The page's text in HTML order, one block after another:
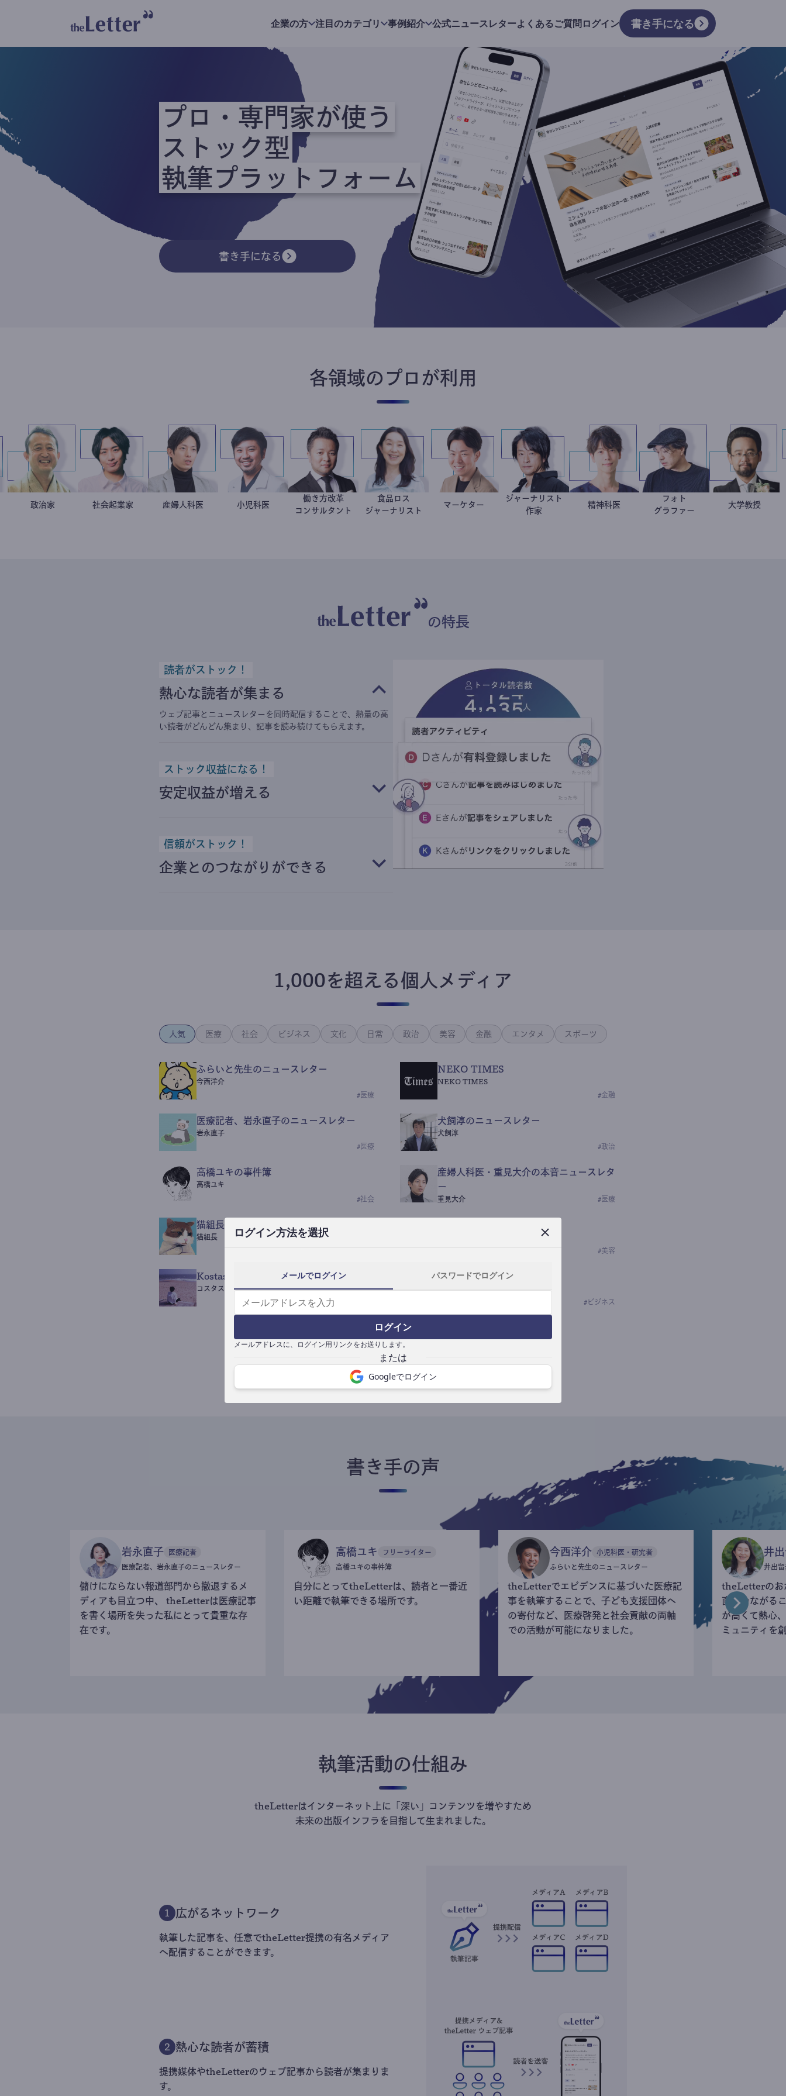
ログイン方法を選択
メールでログイン パスワードでログイン
ログイン
メールアドレスに、ログイン用リンクをお送りします。
Googleでログイン
企業の方 注目のカテゴリ 事例紹介 公式ニュースレターよくあるご質問ログイン 書き手になる
プロ・専門家が使う
ストック型
執筆プラットフォーム
書き手になる
各領域のプロが利用
駒崎弘樹
社会起業家 重見大介
産婦人科医 今西洋介
小児科医 新田龍
働き方改革
コンサルタント
井出留美
食品ロス
ジャーナリスト
室谷良平
マーケター 鈴木エイト
ジャーナリスト
藤野智哉
精神科医
グラファー
金谷一
大学教
の特長
読者がストック！
熱心な読者が集まる
ウェブ記事とニュースレターを同時配信することで、熱量の高
い読者がどんどん集まり、記事を読み続けてもらえます。
ストック収益になる！
安定収益が増える
信頼がストック！
企業とのつながりができる
1,000を超える個人メディア
人気 医療 社会 ビジネス 文化 日常 政治 美容 金融 エンタメ スポーツ
ふらいと先生のニュースレター
今西洋介
# 医療
NEKO TIMES
NEKO TIMES
#金融
医療記者、岩永直子のニュースレター
岩永直子
# 医療
犬飼淳のニュースレター
犬飼淳
#政治
高橋ユキの事件簿
高橋ユキ
#社会
産婦人科医・重見大介の本音ニュースレタ
ー
重見大介 # 医療
猫組長POST
猫組長
なつなつ（化粧品・皮膚科学の研究者）
#美容
Kostas Beauty News
コスタス
ｺｯｶﾗSaaS
# ビジネス
書き手になる
書き手の声
岩永直子 医療記者
医療記者、岩永直子のニュースレター
儲けにならない報道部門から撤退するメ
ディアも目立つ中、 theLetterは医療記事
を書く場所を失った私にとって貴重な存
在です。
高橋ユキ フリーライター
高橋ユキの事件簿
自分にとってtheLetterは、読者と一番近
い距離で執筆できる場所です。
今西洋介 小児科医・研究者
ふらいと先生のニュースレター
theLetterでエビデンスに基づいた医療記
事を執筆することで、子ども支援団体へ
の寄付など、医療啓発と社会貢献の両軸
での活動が可能になりました。
井
井出
theLetterのお
直接つながる
が高くて熱心
ミュニティを
執筆活動の仕組み
theLetterはインターネット上に「深い」コンテンツを増やすため
未来の出版インフラを目指して生まれました。
1 広がるネットワーク
執筆した記事を、任意でtheLetter提携の有名メディア
へ配信することができます。
2 熱心な読者が蓄積
提携媒体やtheLetterのウェブ記事から読者が集まりま
す。